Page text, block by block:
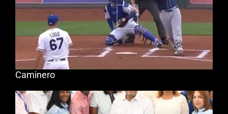
Caminero